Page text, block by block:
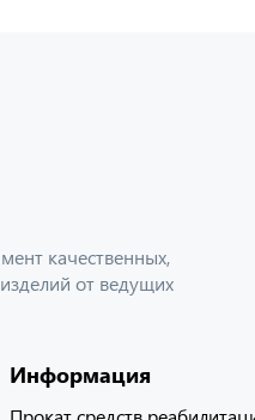
качественных,
от ведущих
Информация